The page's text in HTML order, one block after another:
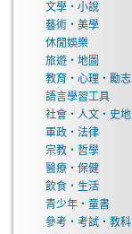
文學‧小說
藝術‧美學
休閒娛樂
旅遊‧地圖
教育‧心理‧勵志
語言學習工具
社會‧人文‧史地
軍政‧法律
宗教‧哲學
醫療‧保健
飲食‧生活
青少年‧童書
參考‧考試‧教科